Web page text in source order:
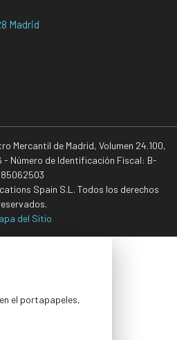
Madrid
Mercantil de Madrid, Volumen 24.100,
- Número de Identificación Fiscal: B-
85062503
Spain S.L. Todos los derechos
del Sitio
el portapapeles,